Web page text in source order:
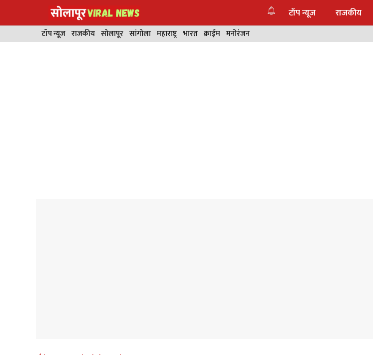
टॉप न्यूज राजकीय
टॉप न्यूज राजकीय सोलापूर सांगोला महाराष्ट्र भारत क्राईम मनोरंजन